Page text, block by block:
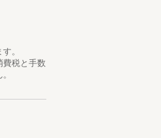
。
税と手数